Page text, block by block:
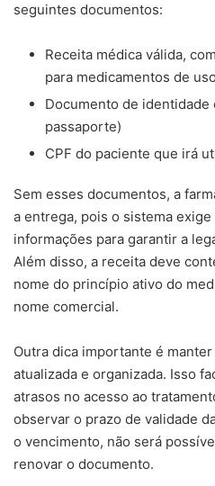
seguintes documentos:
Receita médica válida,
para medicamentos de
Documento de identidade
passaporte)
CPF do paciente que irá
Sem esses documentos, a
a entrega, pois o sistema
informações para garantir a
Além disso, a receita deve
nome do princípio ativo do
nome comercial.
Outra dica importante é
atualizada e organizada. Isso
atrasos no acesso ao
observar o prazo de validade
o vencimento, não será
renovar o documento.